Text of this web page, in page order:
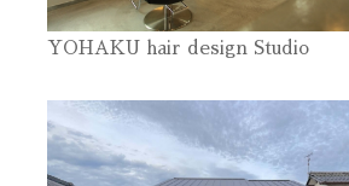
YOHAKU hair design Studio